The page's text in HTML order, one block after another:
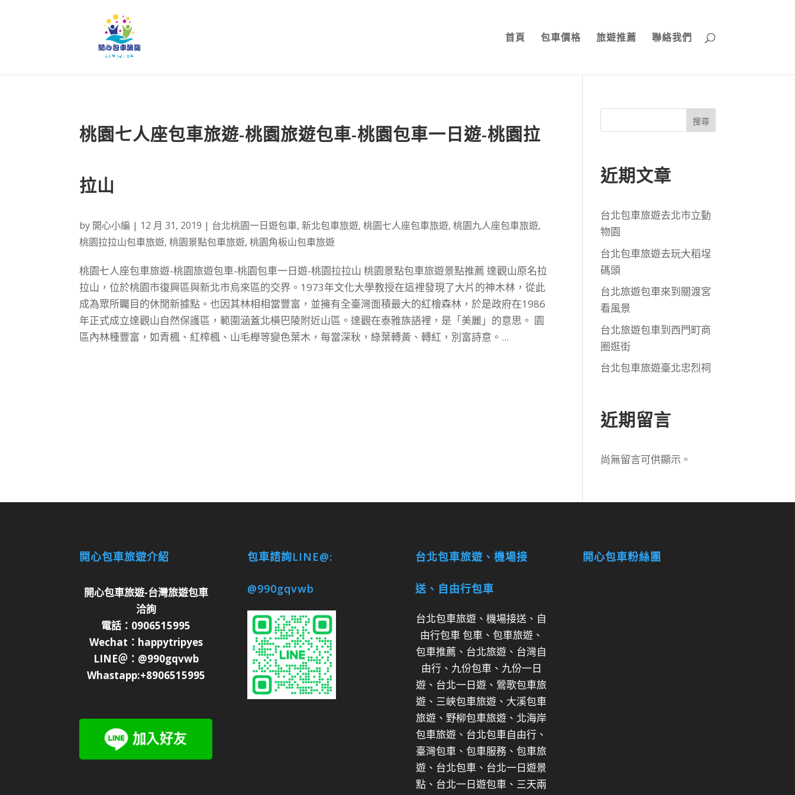
首頁 包車價格 旅遊推薦 聯絡我們
桃園七人座包車旅遊-桃園旅遊包車-桃園包車一日遊-桃園拉
拉山
by 開心小編 | 12 月 31, 2019 | 台北桃園一日遊包車,新北包車旅遊,桃園七人座包車旅遊,桃園九人座包車旅遊,
桃園拉拉山包車旅遊,桃園景點包車旅遊,桃園角板山包車旅遊
桃園七人座包車旅遊-桃園旅遊包車-桃園包車一日遊-桃園拉拉山 桃園景點包車旅遊景點推薦 達觀山原名拉
拉山，位於桃園市復興區與新北市烏來區的交界。1973年文化大學教授在這裡發現了大片的神木林，從此
成為眾所矚目的休閒新據點。也因其林相相當豐富，並擁有全臺灣面積最大的紅檜森林，於是政府在1986
年正式成立達觀山自然保護區，範圍涵蓋北橫巴陵附近山區。達觀在泰雅族語裡，是「美麗」的意思。 園
區內林種豐富，如青楓、紅榨楓、山毛櫸等變色葉木，每當深秋，綠葉轉黃、轉紅，別富詩意。...
搜尋
近期文章
台北包車旅遊去北市立動
物園
台北包車旅遊去玩大稻埕
碼頭
台北旅遊包車來到關渡宮
看風景
台北旅遊包車到西門町商
圈逛街
台北包車旅遊臺北忠烈祠
近期留言
尚無留言可供顯示。
開心包車旅遊介紹
開心包車旅遊-台灣旅遊包車
洽詢
電話：0906515995
Wechat：happytripyes
LINE＠：@990gqvwb
Whastapp:+8906515995
包車諮詢LINE@:
@990gqvwb
台北包車旅遊、機場接
送、自由行包車
台北包車旅遊、機場接送、自
由行包車 包車、包車旅遊、
包車推薦、台北旅遊、台灣自
由行、九份包車、九份一日
遊、台北一日遊、鶯歌包車旅
遊、三峽包車旅遊、大溪包車
旅遊、野柳包車旅遊、北海岸
包車旅遊、台北包車自由行、
臺灣包車、包車服務、包車旅
遊、台北包車、台北一日遊景
點、台北一日遊包車、三天兩
開心包車粉絲團